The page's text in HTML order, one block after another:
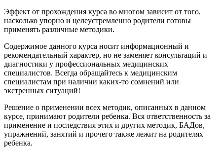
Эффект от прохождения курса во многом зависит от того,
насколько упорно и целеустремленно родители готовы
применять различные методики.
Содержимое данного курса носит информационный и
рекомендательный характер, но не заменяет консультаций и
диагностики у профессиональных медицинских
специалистов. Всегда обращайтесь к медицинским
специалистам при наличии каких-то сомнений или
экстренных ситуаций!
Решение о применении всех методик, описанных в данном
курсе, принимают родители ребенка. Вся ответственность за
применение и последствия этих и других методик, БАДов,
упражнений, занятий и прочего также лежит на родителях
ребенка.